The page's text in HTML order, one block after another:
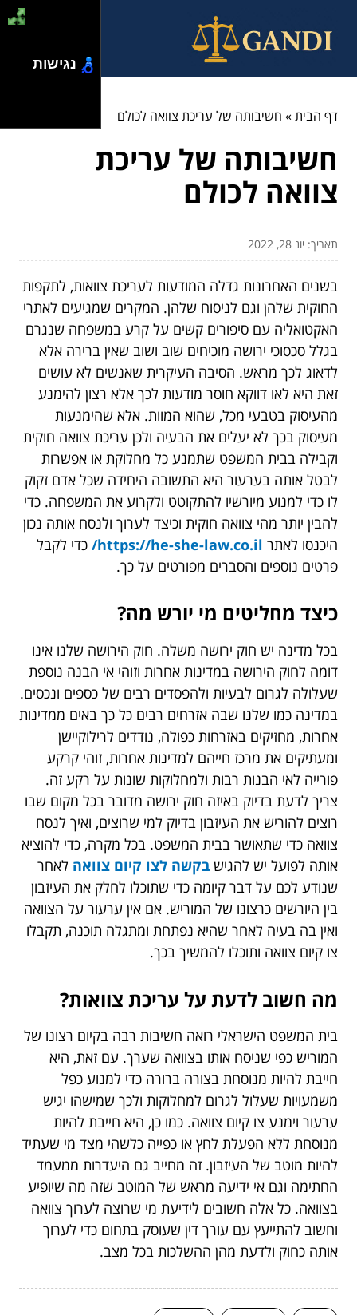
דף הבית» חשיבותה של עריכת צוואה לכולם
חשיבותה של עריכת
צוואה לכולם
תאריך: יונ 28, 2022
בשנים האחרונות גדלה המודעות לעריכת צוואות, לתקפות
החוקית שלהן וגם לניסוח שלהן. המקרים שמגיעים לאתרי
האקטואליה עם סיפורים קשים על קרע במשפחה שנגרם
בגלל סכסוכי ירושה מוכיחים שוב ושוב שאין ברירה אלא
לדאוג לכך מראש. הסיבה העיקרית שאנשים לא עושים
זאת היא לאו דווקא חוסר מודעות לכך אלא רצון להימנע
מהעיסוק בטבעי מכל, שהוא המוות. אלא שהימנעות
מעיסוק בכך לא יעלים את הבעיה ולכן עריכת צוואה חוקית
וקבילה בבית המשפט שתמנע כל מחלוקת או אפשרות
לבטל אותה בערעור היא התשובה היחידה שכל אדם זקוק
לו כדי למנוע מיורשיו להתקוטט ולקרוע את המשפחה. כדי
להבין יותר מהי צוואה חוקית וכיצד לערוך ולנסח אותה נכון
היכנסו לאתר https://he-she-law.co.il/ כדי לקבל
פרטים נוספים והסברים מפורטים על כך.
כיצד מחליטים מי יורש מה?
בכל מדינה יש חוק ירושה משלה. חוק הירושה שלנו אינו
דומה לחוק הירושה במדינות אחרות וזוהי אי הבנה נוספת
שעלולה לגרום לבעיות ולהפסדים רבים של כספים ונכסים.
במדינה כמו שלנו שבה אזרחים רבים כל כך באים ממדינות
אחרות, מחזיקים באזרחות כפולה, נודדים לרילוקיישן
ומעתיקים את מרכז חייהם למדינות אחרות, זוהי קרקע
פורייה לאי הבנות רבות ולמחלוקות שונות על רקע זה.
צריך לדעת בדיוק באיזה חוק ירושה מדובר בכל מקום שבו
רוצים להוריש את העיזבון בדיוק למי שרוצים, ואיך לנסח
צוואה כדי שתאושר בבית המשפט. בכל מקרה, כדי להוציא
אותה לפועל יש להגיש בקשה לצו קיום צוואה לאחר
שנודע לכם על דבר קיומה כדי שתוכלו לחלק את העיזבון
בין היורשים כרצונו של המוריש. אם אין ערעור על הצוואה
ואין בה בעיה לאחר שהיא נפתחת ומתגלה תוכנה, תקבלו
צו קיום צוואה ותוכלו להמשיך בכך.
מה חשוב לדעת על עריכת צוואות?
בית המשפט הישראלי רואה חשיבות רבה בקיום רצונו של
המוריש כפי שניסח אותו בצוואה שערך. עם זאת, היא
חייבת להיות מנוסחת בצורה ברורה כדי למנוע כפל
משמעויות שעלול לגרום למחלוקות ולכך שמישהו יגיש
ערעור וימנע צו קיום צוואה. כמו כן, היא חייבת להיות
מנוסחת ללא הפעלת לחץ או כפייה כלשהי מצד מי שעתיד
להיות מוטב של העיזבון. זה מחייב גם היעדרות ממעמד
החתימה וגם אי ידיעה מראש של המוטב שזה מה שיופיע
בצוואה. כל אלה חשובים לידיעת מי שרוצה לערוך צוואה
וחשוב להתייעץ עם עורך דין שעוסק בתחום כדי לערוך
אותה כחוק ולדעת מהן ההשלכות בכל מצב.
נגישות